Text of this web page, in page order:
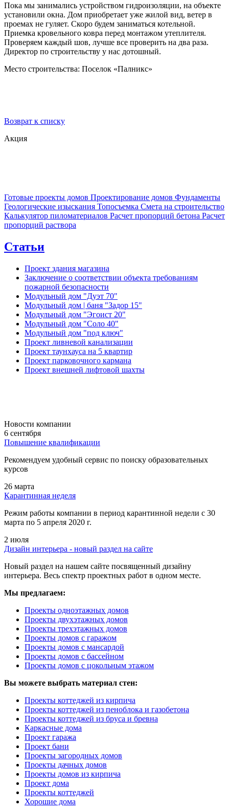
Пока мы занимались устройством гидроизоляции, на объекте
установили окна. Дом приобретает уже жилой вид, ветер в
проемах не гуляет. Скоро будем заниматься котельной.
Приемка кровельного ковра перед монтажом утеплителя.
Проверяем каждый шов, лучше все проверить на два раза.
Директор по строительству у нас дотошный.
Место строительства: Поселок «Палникс»
Возврат к списку
Акция
Готовые проекты домов Проектирование домов Фундаменты
Геологические изыскания Топосъемка Смета на строительство
Калькулятор пиломатериалов Расчет пропорций бетона Расчет
пропорций раствора
Статьи
Проект здания магазина
Заключение о соответствии объекта требованиям
пожарной безопасности
Модульный дом "Дуэт 70"
Модульный дом | баня "Задор 15"
Модульный дом "Эгоист 20"
Модульный дом "Соло 40"
Модульный дом "под ключ"
Проект ливневой канализации
Проект таунхауса на 5 квартир
Проект парковочного кармана
Проект внешней лифтовой шахты
Новости компании
6 сентября
Повышение квалификации
Рекомендуем удобный сервис по поиску образовательных
курсов
26 марта
Карантинная неделя
Режим работы компании в период карантинной недели c 30
марта по 5 апреля 2020 г.
2 июля
Дизайн интерьера - новый раздел на сайте
Новый раздел на нашем сайте посвященный дизайну
интерьера. Весь спектр проектных работ в одном месте.
Мы предлагаем:
Проекты одноэтажных домов
Проекты двухэтажных домов
Проекты трехэтажных домов
Проекты домов с гаражом
Проекты домов с мансардой
Проекты домов с бассейном
Проекты домов с цокольным этажом
Вы можете выбрать материал стен:
Проекты коттеджей из кирпича
Проекты коттеджей из пеноблока и газобетона
Проекты коттеджей из бруса и бревна
Каркасные дома
Проект гаража
Проект бани
Проекты загородных домов
Проекты дачных домов
Проекты домов из кирпича
Проект дома
Проекты коттеджей
Хорошие дома